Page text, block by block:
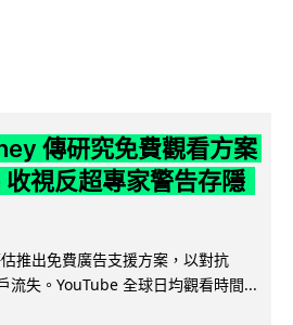
傳研究免費觀看方案
視反超專家警告存隱
推出免費廣告支援方案，以對抗
流失。YouTube 全球日均觀看時間...